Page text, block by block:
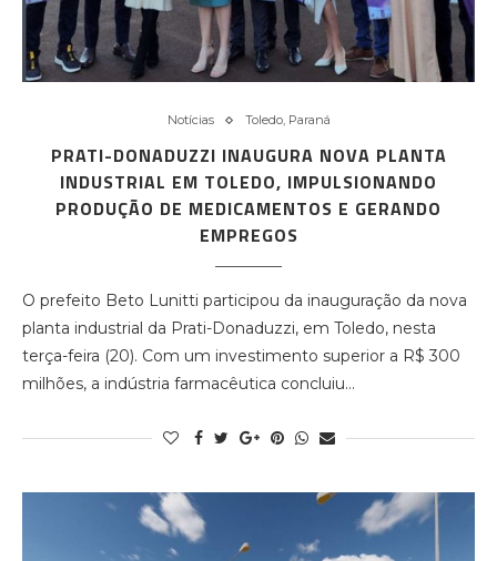
Notícias Toledo, Paraná
PRATI-DONADUZZI INAUGURA NOVA PLANTA
INDUSTRIAL EM TOLEDO, IMPULSIONANDO
PRODUÇÃO DE MEDICAMENTOS E GERANDO
EMPREGOS
O prefeito Beto Lunitti participou da inauguração da nova
planta industrial da Prati-Donaduzzi, em Toledo, nesta
terça-feira (20). Com um investimento superior a R$ 300
milhões, a indústria farmacêutica concluiu…